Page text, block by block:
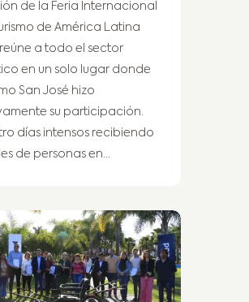
de la Feria Internacional
de América Latina
a todo el sector
en un solo lugar donde
San José hizo
su participación.
días intensos recibiendo
de personas en…